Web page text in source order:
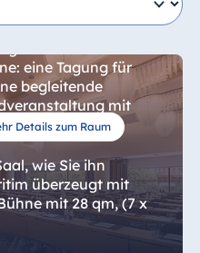
Details zum Raum
des Maritim Hotel
eine Tagung für
begleitende
mit
wie Sie ihn
überzeugt mit
mit 28 qm, (7 x
(teilbar
Tageslicht. Zudem